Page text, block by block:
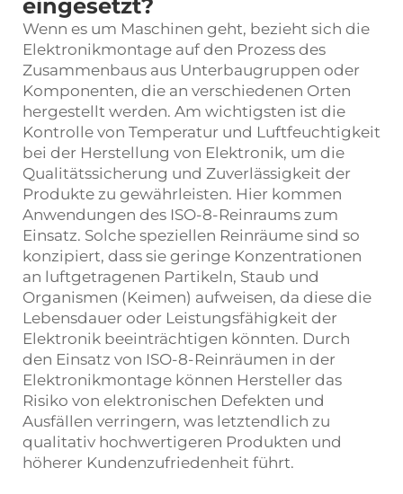
eingesetzt?
Wenn es um Maschinen geht, bezieht sich die
Elektronikmontage auf den Prozess des
Zusammenbaus aus Unterbaugruppen oder
Komponenten, die an verschiedenen Orten
hergestellt werden. Am wichtigsten ist die
Kontrolle von Temperatur und Luftfeuchtigkeit
bei der Herstellung von Elektronik, um die
Qualitätssicherung und Zuverlässigkeit der
Produkte zu gewährleisten. Hier kommen
Anwendungen des ISO-8-Reinraums zum
Einsatz. Solche speziellen Reinräume sind so
konzipiert, dass sie geringe Konzentrationen
an luftgetragenen Partikeln, Staub und
Organismen (Keimen) aufweisen, da diese die
Lebensdauer oder Leistungsfähigkeit der
Elektronik beeinträchtigen könnten. Durch
den Einsatz von ISO-8-Reinräumen in der
Elektronikmontage können Hersteller das
Risiko von elektronischen Defekten und
Ausfällen verringern, was letztendlich zu
qualitativ hochwertigeren Produkten und
höherer Kundenzufriedenheit führt.